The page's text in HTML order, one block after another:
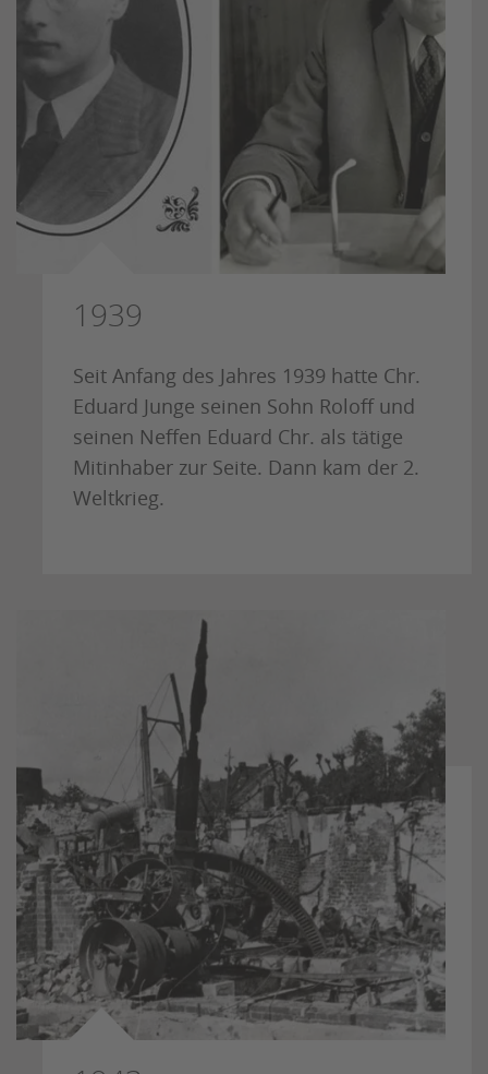
1939
Seit Anfang des Jahres 1939 hatte Chr.
Eduard Junge seinen Sohn Roloff und
seinen Neffen Eduard Chr. als tätige
Mitinhaber zur Seite. Dann kam der 2.
Weltkrieg.